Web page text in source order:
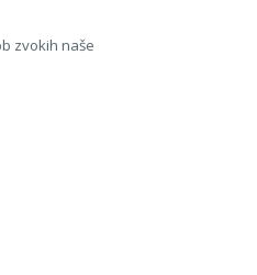
zvokih naše